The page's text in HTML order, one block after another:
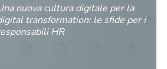
nuova cultura digitale per la
transformation: le sfide per i
HR